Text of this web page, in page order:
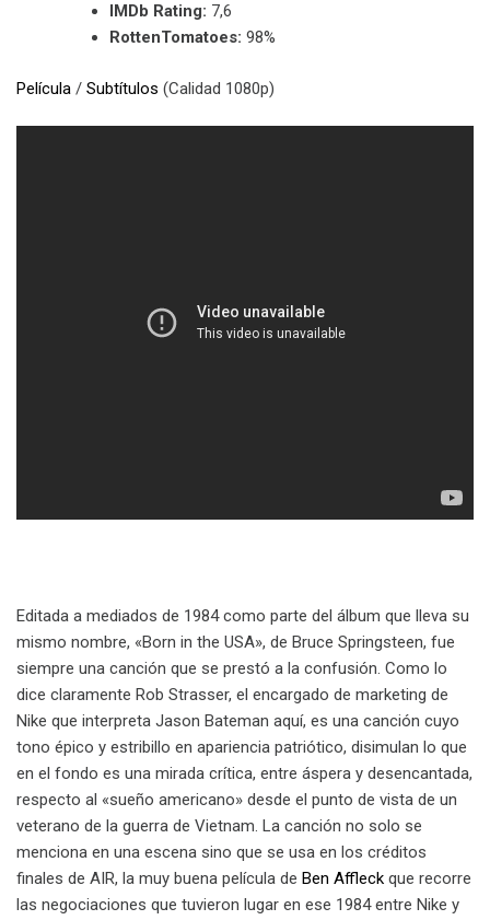
IMDb Rating: 7,6
RottenTomatoes: 98%
Película / Subtítulos (Calidad 1080p)
Editada a mediados de 1984 como parte del álbum que lleva su
mismo nombre, «Born in the USA», de Bruce Springsteen, fue
siempre una canción que se prestó a la confusión. Como lo
dice claramente Rob Strasser, el encargado de marketing de
Nike que interpreta Jason Bateman aquí, es una canción cuyo
tono épico y estribillo en apariencia patriótico, disimulan lo que
en el fondo es una mirada crítica, entre áspera y desencantada,
respecto al «sueño americano» desde el punto de vista de un
veterano de la guerra de Vietnam. La canción no solo se
menciona en una escena sino que se usa en los créditos
finales de AIR, la muy buena película de Ben Affleck que recorre
las negociaciones que tuvieron lugar en ese 1984 entre Nike y